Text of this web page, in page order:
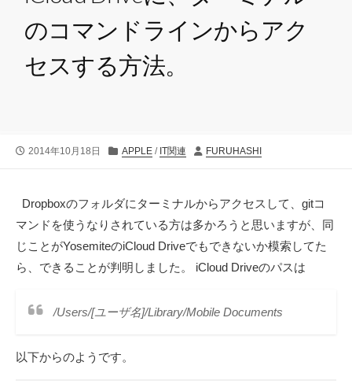
のコマンドラインからアク
セスする方法。
公
2014年10月18日
カ
ー
APPLE/ IT関連
投
FURUHASHI
Dropboxのフォルダにターミナルからアクセスして、gitコ
マンドを使うなりされている方は多かろうと思いますが、同
じことがYosemiteのiCloud Driveでもできないか模索してた
ら、できることが判明しました。 iCloud Driveのパスは
/Users/[ユーザ名]/Library/Mobile Documents
以下からのようです。